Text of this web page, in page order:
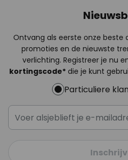
Ontvang als eerste onze beste
promoties en de nieuwste
verlichting. Registreer je nu
kortingscode*die je kunt
Particuliere